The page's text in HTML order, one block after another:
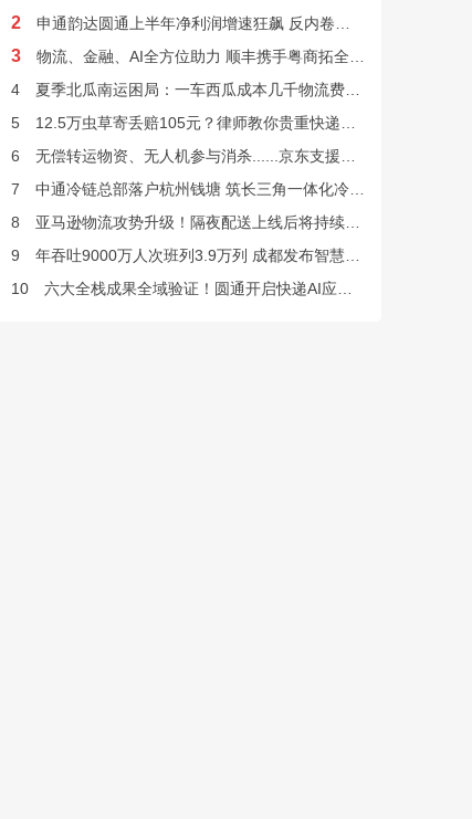
2 申通韵达圆通上半年净利润增速狂飙 反内卷效果显现
3
物流、金融、AI全方位助力 顺丰携手粤商拓全球市场
4
夏季北瓜南运困局：一车西瓜成本几千物流费上万谁来解？
5
12.5万虫草寄丢赔105元？律师教你贵重快递丢失如何维权
6
无偿转运物资、无人机参与消杀......京东支援广西灾后重建
7
中通冷链总部落户杭州钱塘 筑长三角一体化冷链中枢基地
8
亚马逊物流攻势升级！隔夜配送上线后将持续挤压快递巨头
9
年吞吐9000万人次班列3.9万列 成都发布智慧物流“双清单”
10
六大全栈成果全域验证！圆通开启快递AI应用规模化落地